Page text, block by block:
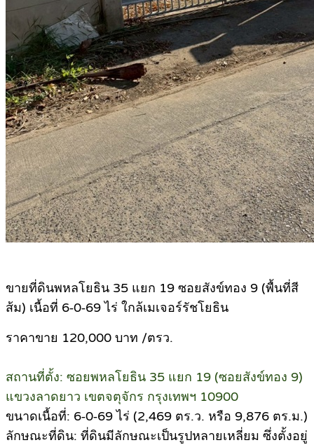
ขายที่ดินพหลโยธิน 35 แยก 19 ซอยสังข์ทอง 9 (พื้นที่สี
ส้ม) เนื้อที่ 6‑0‑69 ไร่ ใกล้เมเจอร์รัชโยธิน
ราคาขาย 120,000 บาท /ตรว.
สถานที่ตั้ง: ซอยพหลโยธิน 35 แยก 19 (ซอยสังข์ทอง 9)
แขวงลาดยาว เขตจตุจักร กรุงเทพฯ 10900
ขนาดเนื้อที่: 6‑0‑69 ไร่ (2,469 ตร.ว. หรือ 9,876 ตร.ม.)
ลักษณะที่ดิน: ที่ดินมีลักษณะเป็นรูปหลายเหลี่ยม ซึ่งตั้งอยู่